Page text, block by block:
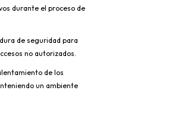
durante el proceso de
de seguridad para
no autorizados.
de los
un ambiente